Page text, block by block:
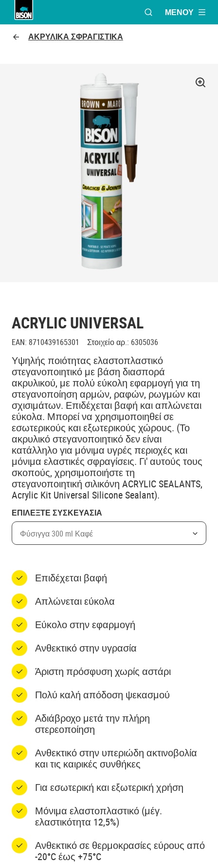
ΑΝΟΙΞΕ ΤΟ
ΜΕΝΟΎ
ΑΚΡΥΛΙΚΑ ΣΦΡΑΓΙΣΤΙΚΑ
ACRYLIC UNIVERSAL
EAN: 8710439165301 Στοιχείο αρ.: 6305036
Υψηλής ποιότητας ελαστοπλαστικό
στεγανοποιητικό με βάση διασπορά
ακρυλικού, με πολύ εύκολη εφαρμογή για τη
στεγανοποίηση αρμών, ραφών, ρωγμών και
σχισιμάτων. Επιδέχεται βαφή και απλώνεται
εύκολα. Μπορεί να χρησιμοποιηθεί σε
εσωτερικούς και εξωτερικούς χώρους. (Το
ακρυλικό στεγανοποιητικό δεν είναι
κατάλληλο για μόνιμα υγρές περιοχές και
μόνιμα ελαστικές σφραγίσεις. Γι' αυτούς τους
σκοπούς, χρησιμοποιήστε τη
στεγανοποιητική σιλικόνη ACRYLIC SEALANTS,
Acrylic Kit Universal Silicone Sealant).
ΕΠΙΛΕΞΤΕ ΣΥΣΚΕΥΑΣΙΑ
Φύσιγγα 300 ml Καφέ
Επιδέχεται βαφή
Απλώνεται εύκολα
Εύκολο στην εφαρμογή
Ανθεκτικό στην υγρασία
Άριστη πρόσφυση χωρίς αστάρι
Πολύ καλή απόδοση ψεκασμού
Αδιάβροχο μετά την πλήρη
στερεοποίηση
Ανθεκτικό στην υπεριώδη ακτινοβολία
και τις καιρικές συνθήκες
Για εσωτερική και εξωτερική χρήση
Μόνιμα ελαστοπλαστικό (μέγ.
ελαστικότητα 12,5%)
Ανθεκτικό σε θερμοκρασίες εύρους από
-20°C έως +75°C